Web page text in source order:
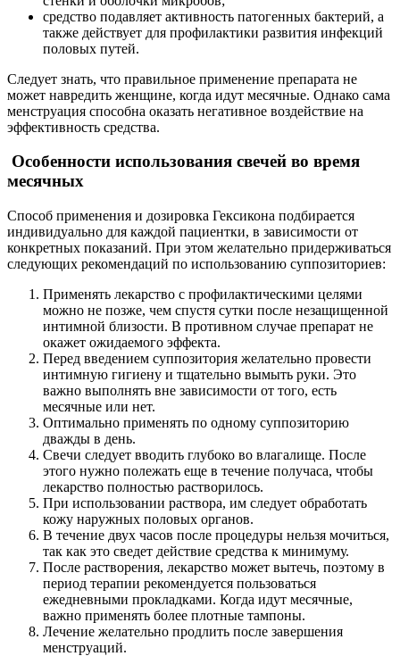
средство подавляет активность патогенных бактерий, а
также действует для профилактики развития инфекций
половых путей.
Следует знать, что правильное применение препарата не
может навредить женщине, когда идут месячные. Однако сама
менструация способна оказать негативное воздействие на
эффективность средства.
Особенности использования свечей во время
месячных
Способ применения и дозировка Гексикона подбирается
индивидуально для каждой пациентки, в зависимости от
конкретных показаний. При этом желательно придерживаться
следующих рекомендаций по использованию суппозиториев:
Применять лекарство с профилактическими целями
можно не позже, чем спустя сутки после незащищенной
интимной близости. В противном случае препарат не
окажет ожидаемого эффекта.
Перед введением суппозитория желательно провести
интимную гигиену и тщательно вымыть руки. Это
важно выполнять вне зависимости от того, есть
месячные или нет.
Оптимально применять по одному суппозиторию
дважды в день.
Свечи следует вводить глубоко во влагалище. После
этого нужно полежать еще в течение получаса, чтобы
лекарство полностью растворилось.
При использовании раствора, им следует обработать
кожу наружных половых органов.
В течение двух часов после процедуры нельзя мочиться,
так как это сведет действие средства к минимуму.
После растворения, лекарство может вытечь, поэтому в
период терапии рекомендуется пользоваться
ежедневными прокладками. Когда идут месячные,
важно применять более плотные тампоны.
Лечение желательно продлить после завершения
менструаций.